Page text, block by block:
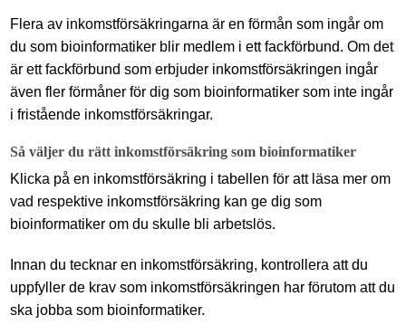
Flera av inkomstförsäkringarna är en förmån som ingår om
du som bioinformatiker blir medlem i ett fackförbund. Om det
är ett fackförbund som erbjuder inkomstförsäkringen ingår
även fler förmåner för dig som bioinformatiker som inte ingår
i fristående inkomstförsäkringar.
Så väljer du rätt inkomstförsäkring som bioinformatiker
Klicka på en inkomstförsäkring i tabellen för att läsa mer om
vad respektive inkomstförsäkring kan ge dig som
bioinformatiker om du skulle bli arbetslös.
Innan du tecknar en inkomstförsäkring, kontrollera att du
uppfyller de krav som inkomstförsäkringen har förutom att du
ska jobba som bioinformatiker.